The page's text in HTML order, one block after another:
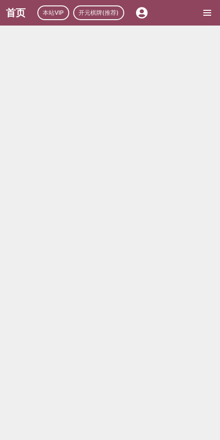
首页 本站VIP 开元棋牌(推荐)